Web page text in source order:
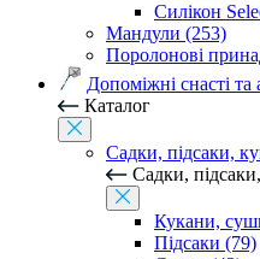
Силікон
Мандули (253)
Поролонові
Допоміжні снасті та
Каталог
Садки, підсаки,
Садки,
Кукани,
Підсаки (79)